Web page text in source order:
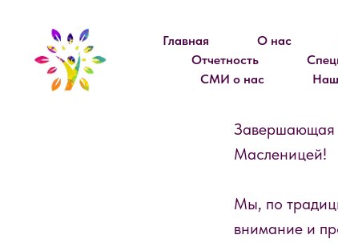
Главная О нас
Отчетность
СМИ о нас
Завершающая
Масленицей!
Мы, по
внимание и